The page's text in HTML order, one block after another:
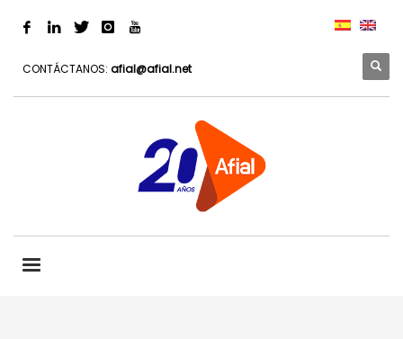
CONTÁCTANOS: afial@afial.net